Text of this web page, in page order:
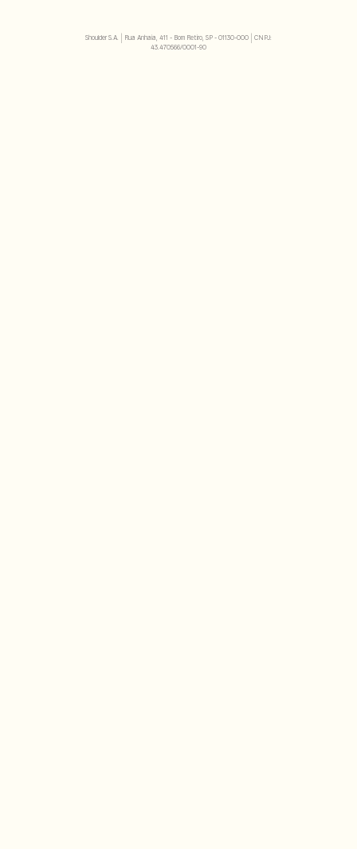
Shoulder S.A. | Rua Anhaia, 411 - Bom Retiro, SP - 01130-000 | CNPJ: